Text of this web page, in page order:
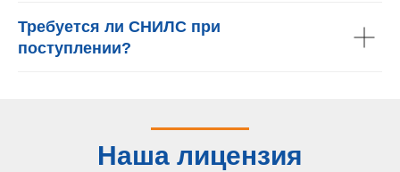
Требуется ли СНИЛС при
поступлении?
Наша лицензия